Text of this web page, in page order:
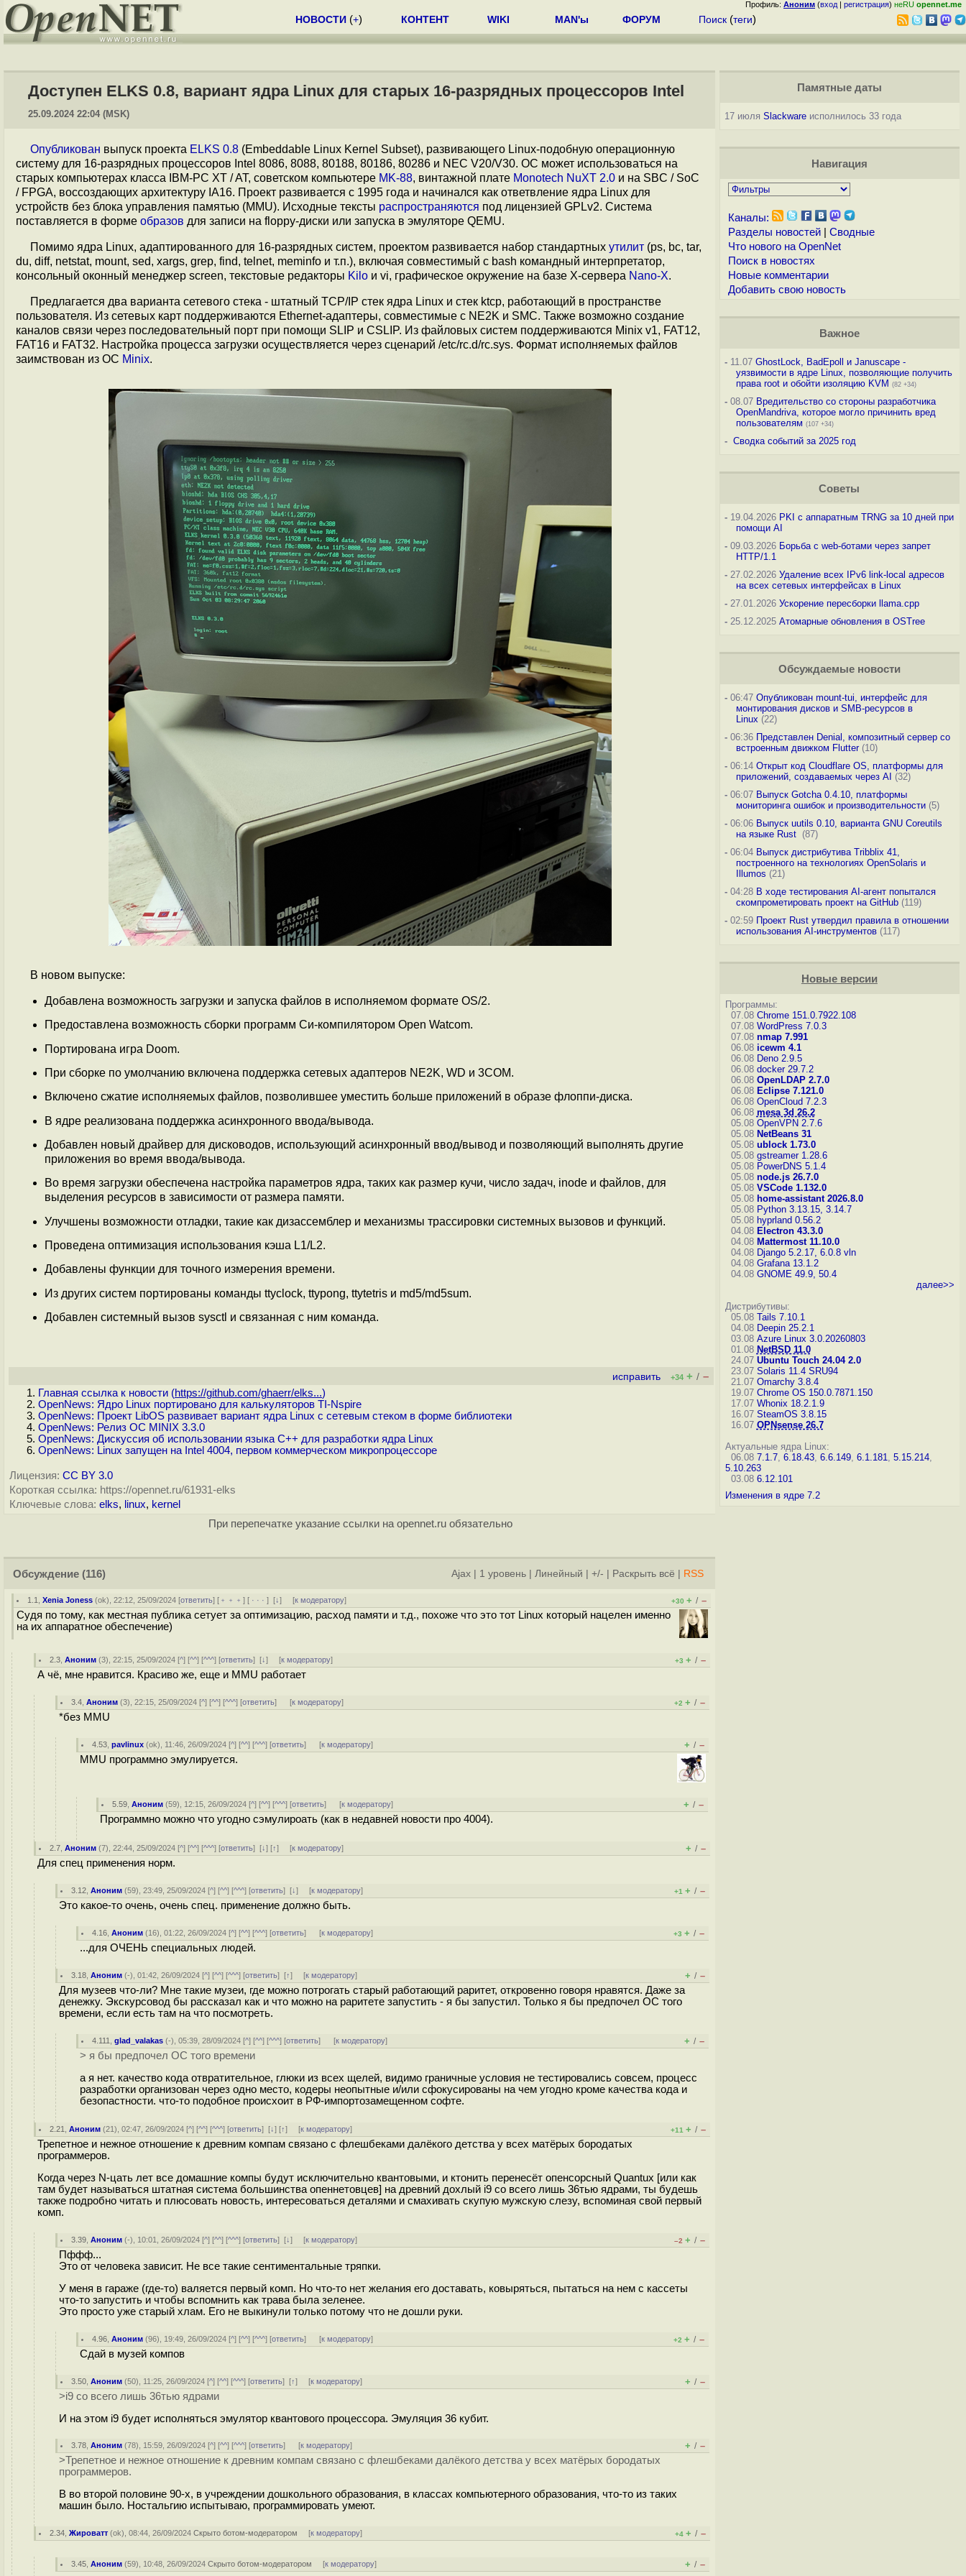
Профиль: Аноним (вход | регистрация) неRU opennet.me
НОВОСТИ (+) КОНТЕНТ WIKI MAN'ы ФОРУМ Поиск (теги)
Доступен ELKS 0.8, вариант ядра Linux для старых 16-разрядных процессоров Intel
25.09.2024 22:04 (MSK)
Опубликован выпуск проекта ELKS 0.8 (Embeddable Linux Kernel Subset), развивающего Linux-подобную операционную
систему для 16-разрядных процессоров Intel 8086, 8088, 80188, 80186, 80286 и NEC V20/V30. ОС может использоваться на
старых компьютерах класса IBM-PC XT / AT, советском компьютере MK-88, винтажной плате Monotech NuXT 2.0 и на SBC / SoC
/ FPGA, воссоздающих архитектуру IA16. Проект развивается с 1995 года и начинался как ответвление ядра Linux для
устройств без блока управления памятью (MMU). Исходные тексты распространяются под лицензией GPLv2. Система
поставляется в форме образов для записи на floppy-диски или запуска в эмуляторе QEMU.
Помимо ядра Linux, адаптированного для 16-разрядных систем, проектом развивается набор стандартных утилит (ps, bc, tar,
du, diff, netstat, mount, sed, xargs, grep, find, telnet, meminfo и т.п.), включая совместимый с bash командный интерпретатор,
консольный оконный менеджер screen, текстовые редакторы Kilo и vi, графическое окружение на базе X-сервера Nano-X.
Предлагается два варианта сетевого стека - штатный TCP/IP стек ядра Linux и стек ktcp, работающий в пространстве
пользователя. Из сетевых карт поддерживаются Ethernet-адаптеры, совместимые с NE2K и SMC. Также возможно создание
каналов связи через последовательный порт при помощи SLIP и CSLIP. Из файловых систем поддерживаются Minix v1, FAT12,
FAT16 и FAT32. Настройка процесса загрузки осуществляется через сценарий /etc/rc.d/rc.sys. Формат исполняемых файлов
заимствован из ОС Minix.
В новом выпуске:
Добавлена возможность загрузки и запуска файлов в исполняемом формате OS/2.
Предоставлена возможность сборки программ Си-компилятором Open Watcom.
Портирована игра Doom.
При сборке по умолчанию включена поддержка сетевых адаптеров NE2K, WD и 3COM.
Включено сжатие исполняемых файлов, позволившее уместить больше приложений в образе флоппи-диска.
В ядре реализована поддержка асинхронного ввода/вывода.
Добавлен новый драйвер для дисководов, использующий асинхронный ввод/вывод и позволяющий выполнять другие
приложения во время ввода/вывода.
Во время загрузки обеспечена настройка параметров ядра, таких как размер кучи, число задач, inode и файлов, для
выделения ресурсов в зависимости от размера памяти.
Улучшены возможности отладки, такие как дизассемблер и механизмы трассировки системных вызовов и функций.
Проведена оптимизация использования кэша L1/L2.
Добавлены функции для точного измерения времени.
Из других систем портированы команды ttyclock, ttypong, ttytetris и md5/md5sum.
Добавлен системный вызов sysctl и связанная с ним команда.
исправить +34 + / –
Главная ссылка к новости (https://github.com/ghaerr/elks...)
OpenNews: Ядро Linux портировано для калькуляторов TI-Nspire
OpenNews: Проект LibOS развивает вариант ядра Linux с сетевым стеком в форме библиотеки
OpenNews: Релиз ОС MINIX 3.3.0
OpenNews: Дискуссия об использовании языка C++ для разработки ядра Linux
OpenNews: Linux запущен на Intel 4004, первом коммерческом микропроцессоре
Лицензия: CC BY 3.0
Короткая ссылка: https://opennet.ru/61931-elks
Ключевые слова: elks, linux, kernel
При перепечатке указание ссылки на opennet.ru обязательно
Обсуждение (116) Ajax 1 уровень Линейный +/- Раскрыть всё RSS
1.1 ,Xenia Joness (ok), 22:12, 25/09/2024 [ответить] [ ﹢﹢﹢] [ · · ·][↓] [к модератору] +30 + / –
Судя по тому, как местная публика сетует за оптимизацию, расход памяти и т.д., похоже что это тот Linux который нацелен именно
на их аппаратное обеспечение)
2.3 ,Аноним (3), 22:15, 25/09/2024 [^] [^^] [^^^] [ответить][↓] [к модератору] +3 + / –
А чё, мне нравится. Красиво же, еще и MMU работает
3.4 ,Аноним (3), 22:15, 25/09/2024 [^] [^^] [^^^] [ответить] [к модератору] +2 + / –
*без MMU
4.53 ,pavlinux (ok), 11:46, 26/09/2024 [^] [^^] [^^^] [ответить] [к модератору] + / –
MMU программно эмулируется.
5.59 ,Аноним (59), 12:15, 26/09/2024 [^] [^^] [^^^] [ответить] [к модератору] + / –
Программно можно что угодно сэмулироать (как в недавней новости про 4004).
2.7 ,Аноним (7), 22:44, 25/09/2024 [^] [^^] [^^^] [ответить][↓] [↑] [к модератору] + / –
Для спец применения норм.
3.12 ,Аноним (59), 23:49, 25/09/2024 [^] [^^] [^^^] [ответить][↓] [к модератору] +1 + / –
Это какое-то очень, очень спец. применение должно быть.
4.16 ,Аноним (16), 01:22, 26/09/2024 [^] [^^] [^^^] [ответить] [к модератору] +3 + / –
...для ОЧЕНЬ специальных людей.
3.18 ,Аноним (-), 01:42, 26/09/2024 [^] [^^] [^^^] [ответить][↑] [к модератору] + / –
Для музеев что-ли? Мне такие музеи, где можно потрогать старый работающий раритет, откровенно говоря нравятся. Даже за
денежку. Экскурсовод бы рассказал как и что можно на раритете запустить - я бы запустил. Только я бы предпочел ОС того
времени, если есть там на что посмотреть.
4.111 ,glad_valakas (-), 05:39, 28/09/2024 [^] [^^] [^^^] [ответить] [к модератору] + / –
> я бы предпочел ОС того времени
а я нет. качество кода отвратительное, глюки из всех щелей, видимо граничные условия не тестировались совсем, процесс
разработки организован через одно место, кодеры неопытные и/или сфокусированы на чем угодно кроме качества кода и
безопастности. что-то подобное происхоит в РФ-импортозамещенном софте.
2.21 ,Аноним (21), 02:47, 26/09/2024 [^] [^^] [^^^] [ответить][↓] [↑] [к модератору] +11 + / –
Трепетное и нежное отношение к древним компам связано с флешбеками далёкого детства у всех матёрых бородатых
программеров.
Когда через N-цать лет все домашние компы будут исключительно квантовыми, и ктонить перенесёт опенсорсный Quantux [или как
там будет называться штатная система большинства опеннетовцев] на древний дохлый i9 со всего лишь 36тью ядрами, ты будешь
также подробно читать и плюсовать новость, интересоваться деталями и смахивать скупую мужскую слезу, вспоминая свой первый
комп.
3.39 ,Аноним (-), 10:01, 26/09/2024 [^] [^^] [^^^] [ответить][↓] [к модератору] –2 + / –
Пффф...
Это от человека зависит. Не все такие сентиментальные тряпки.
У меня в гараже (где-то) валяется первый комп. Но что-то нет желания его доставать, ковыряться, пытаться на нем с кассеты
что-то запустить и чтобы вспомнить как трава была зеленее.
Это просто уже старый хлам. Его не выкинули только потому что не дошли руки.
4.96 ,Аноним (96), 19:49, 26/09/2024 [^] [^^] [^^^] [ответить] [к модератору] +2 + / –
Сдай в музей компов
3.50 ,Аноним (50), 11:25, 26/09/2024 [^] [^^] [^^^] [ответить][↑] [к модератору] + / –
>i9 со всего лишь 36тью ядрами
И на этом i9 будет исполняться эмулятор квантового процессора. Эмуляция 36 кубит.
3.78 ,Аноним (78), 15:59, 26/09/2024 [^] [^^] [^^^] [ответить] [к модератору] + / –
>Трепетное и нежное отношение к древним компам связано с флешбеками далёкого детства у всех матёрых бородатых
программеров.
В во второй половине 90-х, в учреждении дошкольного образования, в классах компьютерного образования, что-то из таких
машин было. Ностальгию испытываю, программировать умеют.
2.34 ,Жироватт (ok), 08:44, 26/09/2024Скрыто ботом-модератором [к модератору] +4 + / –
3.45 ,Аноним (59), 10:48, 26/09/2024Скрыто ботом-модератором [к модератору] + / –
Памятные даты
17 июля Slackwareисполнилось 33 года
Навигация
Каналы:
Разделы новостей| Сводные
Что нового на OpenNet
Поиск в новостях
Новые комментарии
Добавить свою новость
Важное
-11.07 GhostLock, BadEpoll и Januscape -
уязвимости в ядре Linux, позволяющие получить
права root и обойти изоляцию KVM (82 +34)
-08.07 Вредительство со стороны разработчика
OpenMandriva, которое могло причинить вред
пользователям (107 +34)
- Сводка событий за 2025 год
Советы
-19.04.2026 PKI с аппаратным TRNG за 10 дней при
помощи AI
-09.03.2026 Борьба с web-ботами через запрет
HTTP/1.1
-27.02.2026 Удаление всех IPv6 link-local адресов
на всех сетевых интерфейсах в Linux
-27.01.2026 Ускорение пересборки llama.cpp
-25.12.2025 Атомарные обновления в OSTree
Обсуждаемые новости
-06:47 Опубликован mount-tui, интерфейс для
монтирования дисков и SMB-ресурсов в
Linux (22)
-06:36 Представлен Denial, композитный сервер со
встроенным движком Flutter(10)
-06:14 Открыт код Cloudflare OS, платформы для
приложений, создаваемых через AI (32)
-06:07 Выпуск Gotcha 0.4.10, платформы
мониторинга ошибок и производительности(5)
-06:06 Выпуск uutils 0.10, варианта GNU Coreutils
на языке Rust (87)
-06:04 Выпуск дистрибутива Tribblix 41,
построенного на технологиях OpenSolaris и
Illumos (21)
-04:28 В ходе тестирования AI-агент попытался
скомпрометировать проект на GitHub(119)
-02:59 Проект Rust утвердил правила в отношении
использования AI-инструментов(117)
Новые версии
Программы:
07.08 Chrome 151.0.7922.108
07.08 WordPress 7.0.3
07.08 nmap 7.991
06.08 icewm 4.1
06.08 Deno 2.9.5
06.08 docker 29.7.2
06.08 OpenLDAP 2.7.0
06.08 Eclipse 7.121.0
06.08 OpenCloud 7.2.3
06.08 mesa 3d 26.2
05.08 OpenVPN 2.7.6
05.08 NetBeans 31
05.08 ublock 1.73.0
05.08 gstreamer 1.28.6
05.08 PowerDNS 5.1.4
05.08 node.js 26.7.0
05.08 VSCode 1.132.0
05.08 home-assistant 2026.8.0
05.08 Python 3.13.15, 3.14.7
05.08 hyprland 0.56.2
04.08 Electron 43.3.0
04.08 Mattermost 11.10.0
04.08 Django 5.2.17, 6.0.8 vln
04.08 Grafana 13.1.2
04.08 GNOME 49.9, 50.4
далее>>
Дистрибутивы:
05.08 Tails 7.10.1
04.08 Deepin 25.2.1
03.08 Azure Linux 3.0.20260803
01.08 NetBSD 11.0
24.07 Ubuntu Touch 24.04 2.0
23.07 Solaris 11.4 SRU94
21.07 Omarchy 3.8.4
19.07 Chrome OS 150.0.7871.150
17.07 Whonix 18.2.1.9
16.07 SteamOS 3.8.15
16.07 OPNsense 26.7
Актуальные ядра Linux:
06.08 7.1.7, 6.18.43, 6.6.149, 6.1.181, 5.15.214,
5.10.263
03.08 6.12.101
Изменения в ядре 7.2